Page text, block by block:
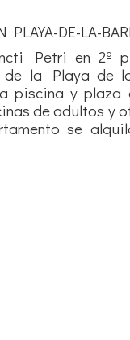
DE-LA-
Petri en 2ª
la Playa de
piscina y plaza
de adultos y
se